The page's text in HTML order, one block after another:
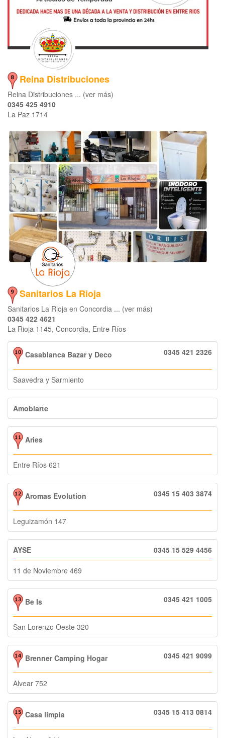
Reina Distribuciones
Reina Distribuciones ... (ver más)
0345 425 4910
La Paz 1714
Sanitarios La Rioja
Sanitarios La Rioja en Concordia ... (ver más)
0345 422 4621
La Rioja 1145, Concordia, Entre Ríos
Casablanca Bazar y Deco 0345 421 2326
Saavedra y Sarmiento
Amoblarte
Aries
Entre Ríos 621
Aromas Evolution 0345 15 403 3874
Leguizamón 147
AYSE 0345 15 529 4456
11 de Noviembre 469
Be Is 0345 421 1005
San Lorenzo Oeste 320
Brenner Camping Hogar 0345 421 9099
Alvear 752
Casa limpia 0345 15 413 0814